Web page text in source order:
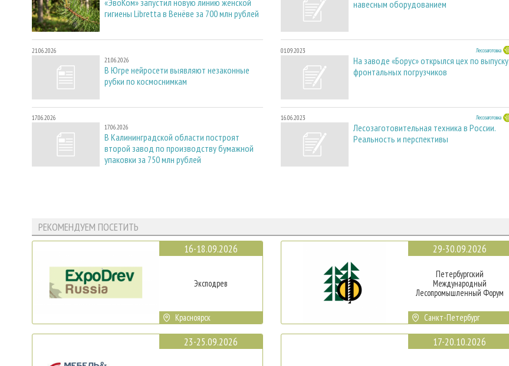
«ЭвоКом» запустил новую линию женской
гигиены Libretta в Венёве за 700 млн рублей
21.06.2026
21.06.2026
В Югре нейросети выявляют незаконные
рубки по космоснимкам
17.06.2026
17.06.2026
В Калининградской области построят
второй завод по производству бумажной
упаковки за 750 млн рублей
навесным оборудованием
01.09.2023 Лесозаготовка
На заводе «Борус» открылся цех по выпуску
фронтальных погрузчиков
16.06.2023 Лесозаготовка
Лесозаготовительная техника в России.
Реальность и перспективы
РЕКОМЕНДУЕМ ПОСЕТИТЬ
16-18.09.2026
Эксподрев
Красноярск
23-25.09.2026
29-30.09.2026
Петербургский
Международный
Лесопромышленный Форум
Санкт-Петербург
17-20.10.2026